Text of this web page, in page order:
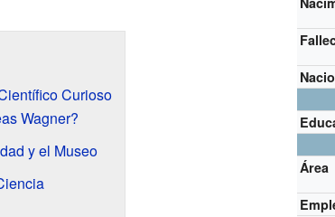
Área
Curioso
Wagner?
y el Museo